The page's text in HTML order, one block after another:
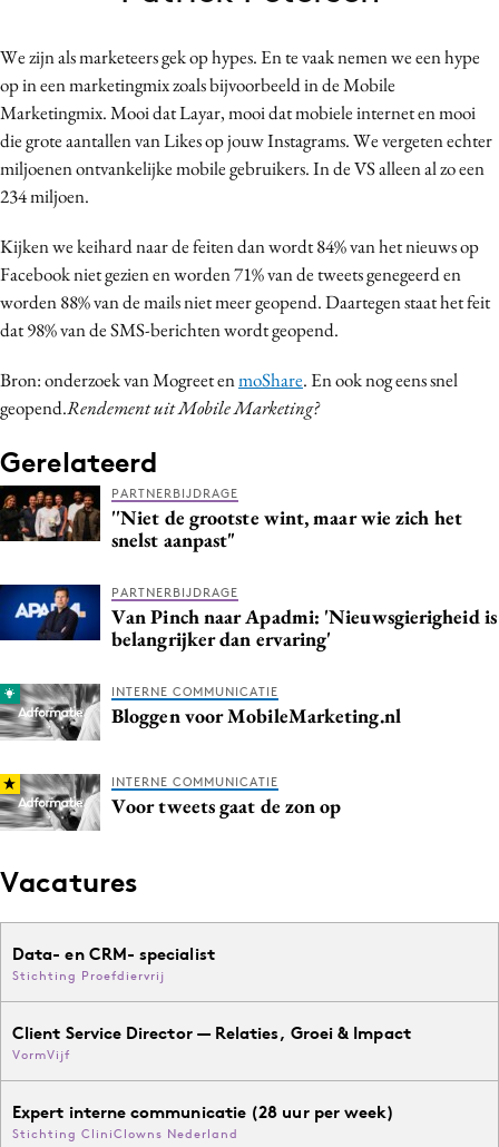
Campagnes
Carriere
Contentmarketing
Craft
Customer Experience
Design
Digital transformation
Diversiteit
Gedragsverandering
Influencer marketing
Interne communicatie
Martech
Media
PR
Programmatic
Reputatie & crisis
We zijn als marketeers gek op hypes. En te vaak nemen we een hype
op in een marketingmix zoals bijvoorbeeld in de Mobile
Marketingmix. Mooi dat Layar, mooi dat mobiele internet en mooi
die grote aantallen van Likes op jouw Instagrams. We vergeten echter
miljoenen ontvankelijke mobile gebruikers. In de VS alleen al zo een
234 miljoen.
Kijken we keihard naar de feiten dan wordt 84% van het nieuws op
Facebook niet gezien en worden 71% van de tweets genegeerd en
worden 88% van de mails niet meer geopend. Daartegen staat het feit
dat 98% van de SMS-berichten wordt geopend.
Bron: onderzoek van Mogreet enmoShare. En ook nog eens snel
geopend.Rendement uit Mobile Marketing?
Gerelateerd
PARTNERBIJDRAGE
''Niet de grootste wint, maar wie zich het
snelst aanpast"
PARTNERBIJDRAGE
Van Pinch naar Apadmi: 'Nieuwsgierigheid is
belangrijker dan ervaring'
INTERNE COMMUNICATIE
Bloggen voor MobileMarketing.nl
INTERNE COMMUNICATIE
Voor tweets gaat de zon op
Vacatures
Data- en CRM- specialist
Stichting Proefdiervrij
Client Service Director — Relaties, Groei & Impact
VormVijf
Expert interne communicatie (28 uur per week)
Stichting CliniClowns Nederland